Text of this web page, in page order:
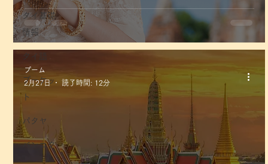
タイ基礎
情報
タイ語
プーケッ
ト
パタヤ
バンコク
プーム
2月27日
読了時間: 12分